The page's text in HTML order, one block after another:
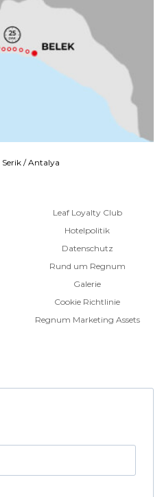
Serik / Antalya
Leaf Loyalty Club
Hotelpolitik
Datenschutz
Rund um Regnum
Galerie
Cookie Richtlinie
Regnum Marketing Assets